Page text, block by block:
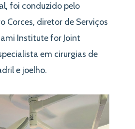
foi conduzido pelo
Corces, diretor de Serviços
Institute for Joint
em cirurgias de
e joelho.